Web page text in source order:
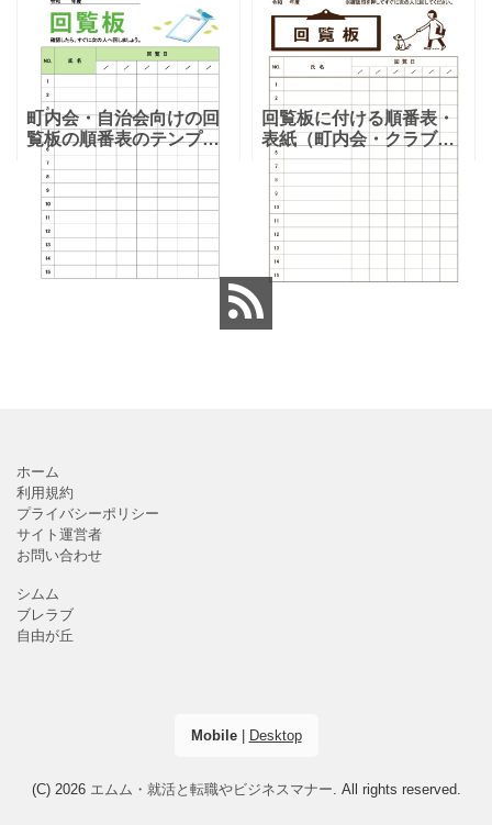
おすすめのテンプレート
となります。温泉旅行や
家族旅行など様々な用途
で、楽しく利用出来る旅
のしおりの素材となりま
す。ダウンロード後に簡
単に編集出来るエクセ
す。シンプルな項目にな
りますので、利用用途に
より項目や内容を編集し
利用する事が可能です。
シンプルで簡易的な素材
となりますので、金銭支
払誓約書を作成時に用途
町内会・自治会向けの回
覧板の順番表のテンプレ
ートとなり（回すのが簡
単）かわいい素材をダウ
ンロードが出来ます。 町
内会・自治会向けの回覧
板の順番表（回すのが簡
単）かわいいテンプレー
トとなります。主に自治
回覧板に付ける順番表・
表紙（町内会・クラブの
お知らせ）に簡単に使え
る「Excel・Word・
PDF」フォーマット・テ
ンプレートとなります。
回覧板に付ける順番表・
表紙（町内会・クラブの
お知らせ）に簡単に使え
る「Excel・Word・
PDF」
もっと見る≫
ホーム
利用規約
プライバシーポリシー
サイト運営者
お問い合わせ
シムム
ブレラブ
自由が丘
Mobile| Desktop
(C) 2026 エムム・就活と転職やビジネスマナー . All rights reserved.